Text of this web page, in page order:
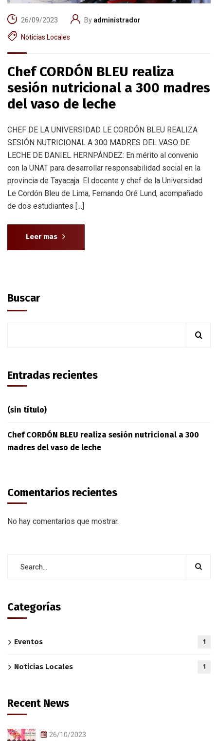
26/09/2023 By administrador
Noticias Locales
Chef CORDÓN BLEU realiza
sesión nutricional a 300 madres
del vaso de leche
CHEF DE LA UNIVERSIDAD LE CORDÓN BLEU REALIZA
SESIÓN NUTRICIONAL A 300 MADRES DEL VASO DE
LECHE DE DANIEL HERNPÁNDEZ: En mérito al convenio
con la UNAT para desarrollar responsabilidad social en la
provincia de Tayacaja. El docente y chef de la Universidad
Le Cordón Bleu de Lima, Fernando Oré Lund, acompañado
de dos estudiantes […]
Leer mas
Buscar
Entradas recientes
(sin título)
Chef CORDÓN BLEU realiza sesión nutricional a 300
madres del vaso de leche
Comentarios recientes
No hay comentarios que mostrar.
Categorías
Eventos 1
Noticias Locales 1
Recent News
26/10/2023